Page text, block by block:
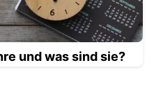
und was sind sie?